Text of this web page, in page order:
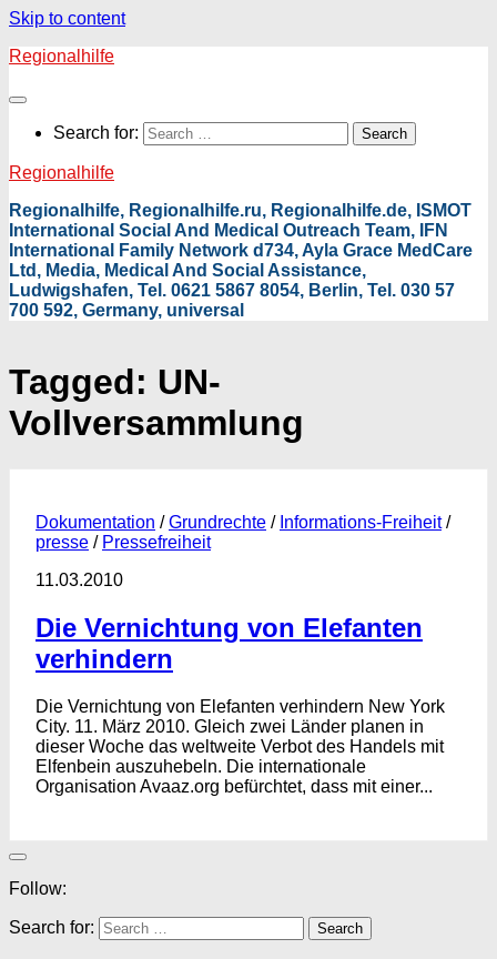
Skip to content
Regionalhilfe
Search for:
Regionalhilfe
Regionalhilfe, Regionalhilfe.ru, Regionalhilfe.de, ISMOT
International Social And Medical Outreach Team, IFN
International Family Network d734, Ayla Grace MedCare
Ltd, Media, Medical And Social Assistance,
Ludwigshafen, Tel. 0621 5867 8054, Berlin, Tel. 030 57
700 592, Germany, universal
Tagged: UN-
Vollversammlung
Dokumentation /Grundrechte / Informations-Freiheit/
presse / Pressefreiheit
11.03.2010
Die Vernichtung von Elefanten
verhindern
Die Vernichtung von Elefanten verhindern New York
City. 11. März 2010. Gleich zwei Länder planen in
dieser Woche das weltweite Verbot des Handels mit
Elfenbein auszuhebeln. Die internationale
Organisation Avaaz.org befürchtet, dass mit einer...
Follow:
Search for: